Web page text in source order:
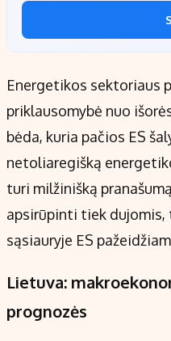
Energetikos sektoriaus
priklausomybė nuo
bėda, kuria pačios ES
netoliaregišką
turi milžinišką
apsirūpinti tiek
sąsiauryje ES
Lietuva:
prognozės